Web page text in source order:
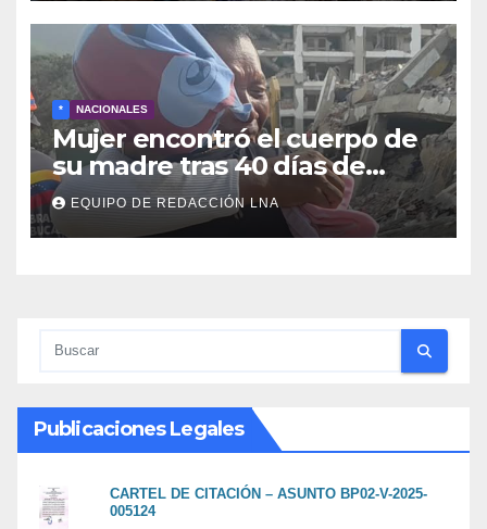
* NACIONALES
Mujer encontró el cuerpo de
su madre tras 40 días de
búsqueda en Tanaguarena
EQUIPO DE REDACCIÓN LNA
Publicaciones Legales
CARTEL DE CITACIÓN – ASUNTO BP02-V-2025-
005124